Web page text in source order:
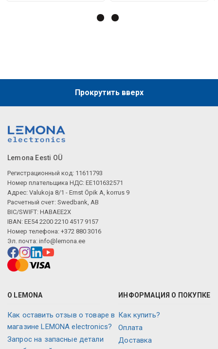
Описание искусственного интеллекта
Описание искусственного интеллекта
Прокрутить вверх
Lemona Eesti OÜ
Регистрационный код: 11611793
Номер плательщика НДС: EE101632571
Адрес: Valukoja 8/1 - Ernst Öpik A, korrus 9
Расчетный счет: Swedbank, AB
BIC/SWIFT: HABAEE2X
IBAN: EE54 2200 2210 4517 9157
Номер телефона: +372 880 3016
Эл. почта: info@lemona.ee
О LEMONA
Как оставить отзыв о товаре в
магазине LEMONA electronics?
Запрос на запасные детали
ИНФОРМАЦИЯ О ПОКУПКЕ
Как купить?
Оплата
Доставка